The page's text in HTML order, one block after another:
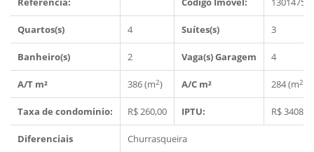
Quartos(s) 4 Suítes(s) 3
Banheiro(s) 2 Vaga(s) Garagem 4
A/T m² 386 (m2) A/C m² 284 (m2
Taxa de condominio: R$ 260,00 IPTU: R$
Diferenciais Churrasqueira